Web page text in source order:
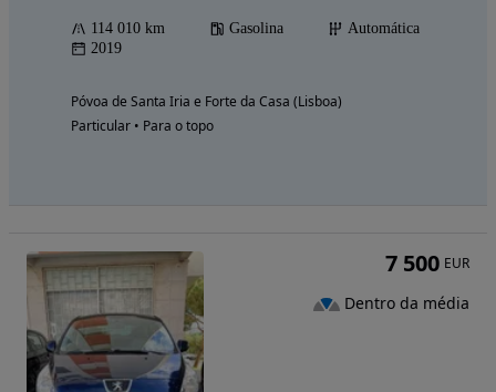
114 010 km Gasolina
Automática
2019
Póvoa de Santa Iria e Forte da Casa (Lisboa)
Particular • Para o topo
7 500 EUR
Dentro da média